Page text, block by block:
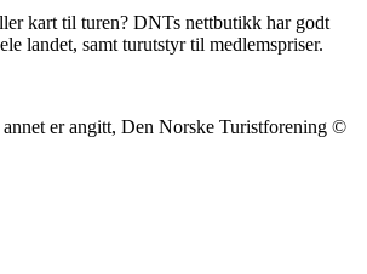
kart til turen? DNTs nettbutikk har godt
landet, samt turutstyr til medlemspriser.
er angitt, Den Norske Turistforening ©